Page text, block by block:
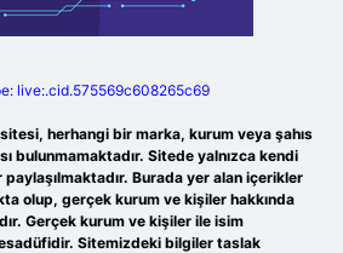
live:.cid.575569c608265c69
herhangi bir marka, kurum veya şahıs
bulunmamaktadır. Sitede yalnızca kendi
paylaşılmaktadır. Burada yer alan içerikler
olup, gerçek kurum ve kişiler hakkında
Gerçek kurum ve kişiler ile isim
Sitemizdeki bilgiler taslak